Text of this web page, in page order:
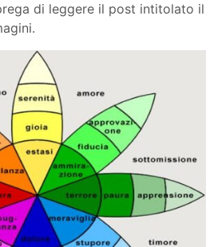
di leggere il post intitolato il